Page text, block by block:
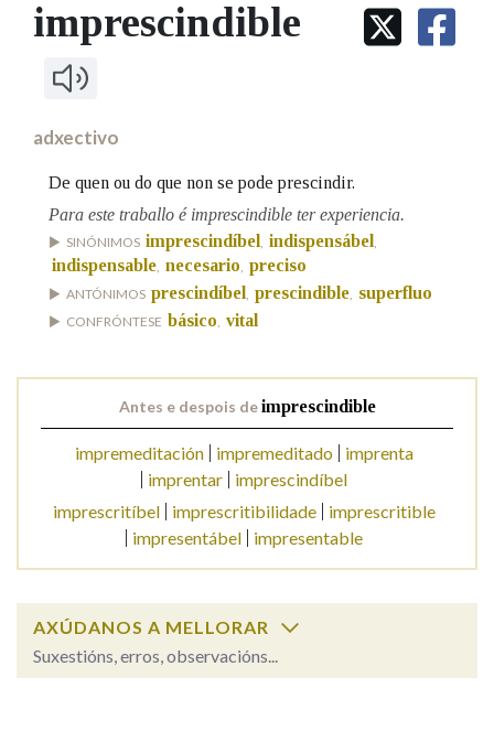
IDENTIDADE CORPORATIVA
MARCIAL DEL ADALID
FIGURAS HOMENAXEADAS
Facebook
TwitterYoutubeInstagram
Bluesky
BUSCAR NOS LEMAS
Comeza por
Contén
Nas definicións
OUTRAS OPCIÓNS DE BUSCA
imprescindible
adxectivo
De quen ou do que non se pode prescindir.
Para este traballo é imprescindible ter experiencia.
SINÓNIMOS imprescindíbel indispensábel
indispensable necesario preciso
ANTÓNIMOS prescindíbel prescindible superfluo
CONFRÓNTESE básico vital
Antes e despois deimprescindible
impremeditación impremeditado
imprenta
imprentar
imprescindíbel
imprescritíbel
imprescritibilidade
imprescritible
impresentábel
impresentable
AXÚDANOS A MELLORAR
Suxestións, erros, observacións...